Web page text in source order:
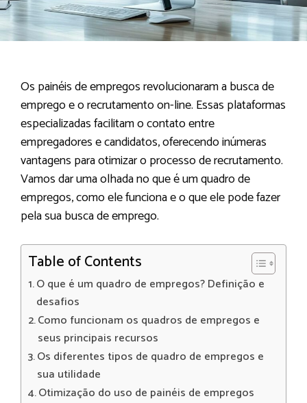
Os painéis de empregos revolucionaram a busca de
emprego e o recrutamento on-line. Essas plataformas
especializadas facilitam o contato entre
empregadores e candidatos, oferecendo inúmeras
vantagens para otimizar o processo de recrutamento.
Vamos dar uma olhada no que é um quadro de
empregos, como ele funciona e o que ele pode fazer
pela sua busca de emprego.
Table of Contents
O que é um quadro de empregos? Definição e
desafios
Como funcionam os quadros de empregos e
seus principais recursos
Os diferentes tipos de quadro de empregos e
sua utilidade
Otimização do uso de painéis de empregos